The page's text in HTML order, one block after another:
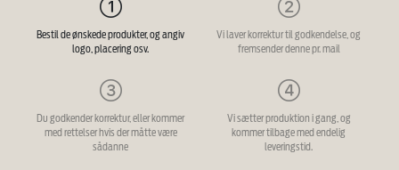
Bestil de ønskede produkter, og angiv
logo, placering osv.
Vi laver korrektur til godkendelse, og
fremsender denne pr. mail
Du godkender korrektur, eller kommer
med rettelser hvis der måtte være
sådanne
Vi sætter produktion i gang, og
kommer tilbage med endelig
leveringstid.